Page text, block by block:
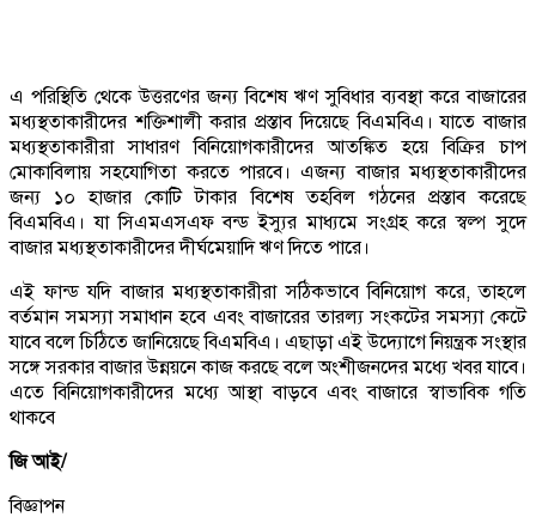
এ পরিস্থিতি থেকে উত্তরণের জন্য বিশেষ ঋণ সুবিধার ব্যবস্থা করে বাজারের
মধ্যস্থতাকারীদের শক্তিশালী করার প্রস্তাব দিয়েছে বিএমবিএ। যাতে বাজার
মধ্যস্থতাকারীরা সাধারণ বিনিয়োগকারীদের আতঙ্কিত হয়ে বিক্রির চাপ
মোকাবিলায় সহযোগিতা করতে পারবে। এজন্য বাজার মধ্যস্থতাকারীদের
জন্য ১০ হাজার কোটি টাকার বিশেষ তহবিল গঠনের প্রস্তাব করেছে
বিএমবিএ। যা সিএমএসএফ বন্ড ইস্যুর মাধ্যমে সংগ্রহ করে স্বল্প সুদে
বাজার মধ্যস্থতাকারীদের দীর্ঘমেয়াদি ঋণ দিতে পারে।
এই ফান্ড যদি বাজার মধ্যস্থতাকারীরা সঠিকভাবে বিনিয়োগ করে, তাহলে
বর্তমান সমস্যা সমাধান হবে এবং বাজারের তারল্য সংকটের সমস্যা কেটে
যাবে বলে চিঠিতে জানিয়েছে বিএমবিএ। এছাড়া এই উদ্যোগে নিয়ন্ত্রক সংস্থার
সঙ্গে সরকার বাজার উন্নয়নে কাজ করছে বলে অংশীজনদের মধ্যে খবর যাবে।
এতে বিনিয়োগকারীদের মধ্যে আস্থা বাড়বে এবং বাজারে স্বাভাবিক গতি
থাকবে
জি আই/
বিজ্ঞাপন